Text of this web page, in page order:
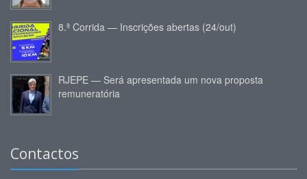
8.ª Corrida — Inscrições abertas (24/out)
RJEPE — Será apresentada um nova proposta
remuneratória
Contactos